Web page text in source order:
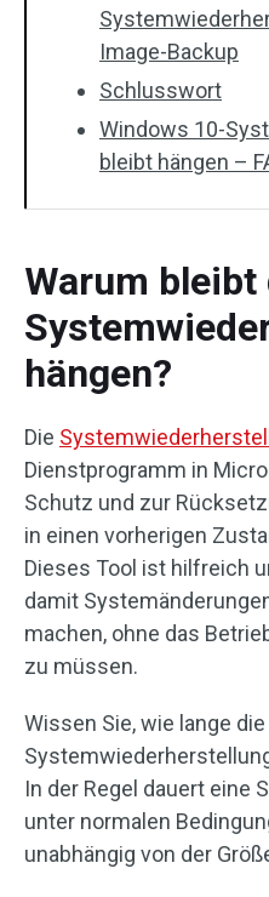
Image-Backup
Schlusswort
Windows 10-
bleibt hängen –
Warum bleibt
hängen?
Die
Dienstprogramm in
Schutz und zur
in einen vorherigen
Dieses Tool ist hilfreich
damit
machen, ohne das
zu müssen.
Wissen Sie, wie lange die
In der Regel dauert eine
unter normalen
unabhängig von der